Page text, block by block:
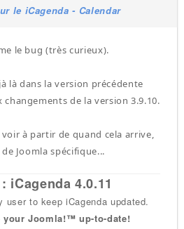
le iCagenda - Calendar
le bug (très curieux).
là dans la version précédente
changements de la version 3.9.10.
à partir de quand cela arrive,
Joomla spécifique...
iCagenda 4.0.11
user to keep iCagenda updated.
your Joomla!™ up-to-date!